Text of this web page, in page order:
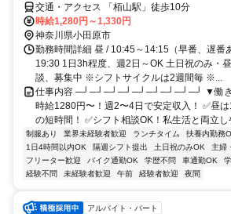
交通・アクセス 「栢山駅」徒歩10分
時給1,280円～1,330円
神奈川県小田原市
勤務時間詳細 昼 / 10:45～14:15（早番、遅番
19:30 1日3h程度、週2日～OK 土日祝のみ・
談、募集中 ※シフトサイクルは2週間毎 ※...
仕事内容 ─┘─┘─┘─┘─┘─┘─┘─┘─┘ ▼働き
時給1280円〜！週2〜4日で安定収入！ ✅昼
の短時間！ ✅シフト相談OK！私生活と両立し
制服あり 業界未経験者歓迎 ランチタイム 扶養内勤務
1日4時間以内OK
隔週シフト提出 土日祝のみOK
主婦
フリーター歓迎
バイク通勤OK 学歴不問 車通勤OK
経験不問
未経験者歓迎 午前 経験者歓迎 夜間
アルバイト・パート